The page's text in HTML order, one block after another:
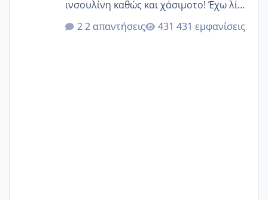
ινσουλίνη καθώς και χάσιμοτο! Έχω λίγα
κιλά παραπάνω και όσο κ αν προσπαθώ
δεν χάνω εύκολα! Προσπαθώ για ακόμη
2 απαντήσεις 431 εμφανίσεις